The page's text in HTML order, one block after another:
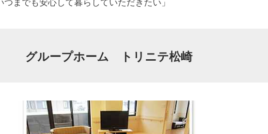
までも安心して暮らしていただきたい」
グループホーム トリニテ松崎